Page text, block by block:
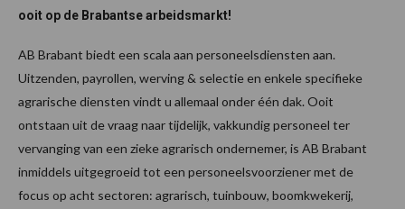
ooit op de Brabantse arbeidsmarkt!
AB Brabant biedt een scala aan personeelsdiensten aan.
Uitzenden, payrollen, werving & selectie en enkele specifieke
agrarische diensten vindt u allemaal onder één dak. Ooit
ontstaan uit de vraag naar tijdelijk, vakkundig personeel ter
vervanging van een zieke agrarisch ondernemer, is AB Brabant
inmiddels uitgegroeid tot een personeelsvoorziener met de
focus op acht sectoren: agrarisch, tuinbouw, boomkwekerij,